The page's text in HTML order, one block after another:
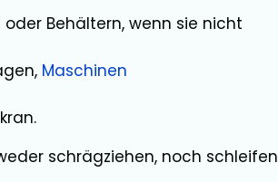
Behältern, wenn sie nicht
Maschinen
schrägziehen, noch schleifen